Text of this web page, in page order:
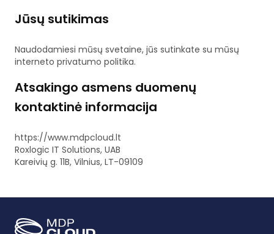
Jūsų sutikimas
Naudodamiesi mūsų svetaine, jūs sutinkate su mūsų
interneto privatumo politika.
Atsakingo asmens duomenų
kontaktinė informacija
https://www.mdpcloud.lt
Roxlogic IT Solutions, UAB
Kareivių g. 11B, Vilnius, LT-09109